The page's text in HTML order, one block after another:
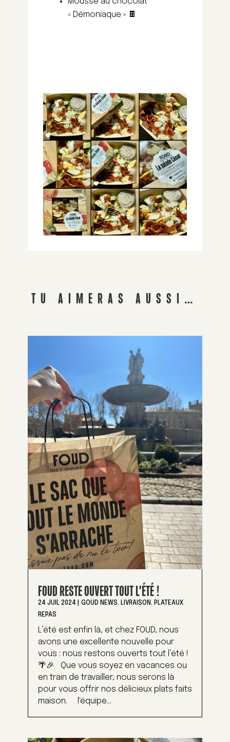
« Démoniaque » 🍫
TU AIMERAS AUSSI…
FOUD RESTE OUVERT TOUT L’ÉTÉ !
24 JUIL 2024 GOUD NEWS, LIVRAISON, PLATEAUX
REPAS
L’été est enfin là, et chez FOUD, nous
avons une excellente nouvelle pour
vous : nous restons ouverts tout l’été !
🌴🎉 Que vous soyez en vacances ou
en train de travailler, nous serons là
pour vous offrir nos délicieux plats faits
maison. l'équipe...